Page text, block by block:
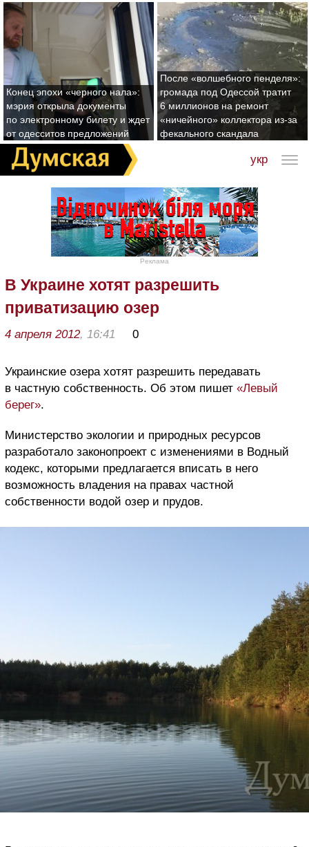
Конец эпохи «черного нала»:
мэрия открыла документы
по электронному билету и ждет
от одесситов предложений
После «волшебного пенделя»:
громада под Одессой тратит
6 миллионов на ремонт
«ничейного» коллектора из-за
фекального скандала
укр
Реклама
В Украине хотят разрешить
приватизацию озер
4 апреля 2012, 16:41 0
Украинские озера хотят разрешить передавать
в частную собственность. Об этом пишет «Левый
берег».
Министерство экологии и природных ресурсов
разработало законопроект с изменениями в Водный
кодекс, которыми предлагается вписать в него
возможность владения на правах частной
собственности водой озер и прудов.